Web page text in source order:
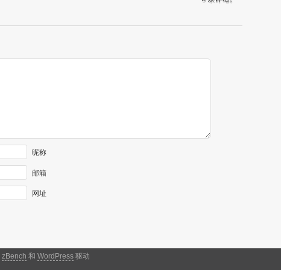
昵称
邮箱
网址
zBench 和 WordPress 驱动